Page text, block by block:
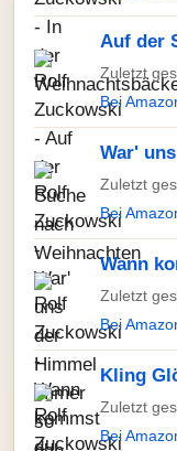
Auf der
Zuletzt
Bei
War'
Zuletzt
Bei
Wann
Zuletzt
Bei
Kling
Zuletzt
Bei